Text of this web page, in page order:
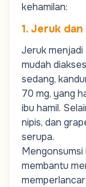
kehamilan:
1. Jeruk
Jerukmenjadi
mudah
sedang,
70 mg, yang
ibu hamil.
nipis, dan
serupa.
membantu